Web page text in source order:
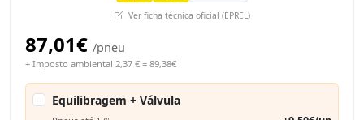
Ver ficha técnica oficial (EPREL)
87,01€ /pneu
+ Imposto ambiental 2,37 € = 89,38€
Equilibragem + Válvula